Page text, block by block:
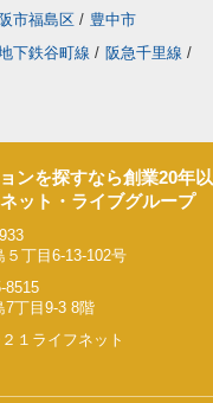
市福島区 / 豊中市
下鉄谷町線 / 阪急千里線 /
ンを探すなら創業20年
ット・ライブグループ
丁目6-13-102号
8515
7丁目9-3 8階
１ライフネット